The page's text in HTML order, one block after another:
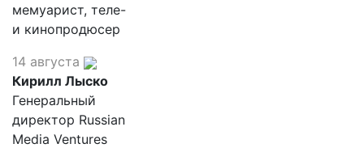
мемуарист, теле-
и кинопродюсер
14 августа
Кирилл Лыско
Генеральный
директор Russian
Media Ventures